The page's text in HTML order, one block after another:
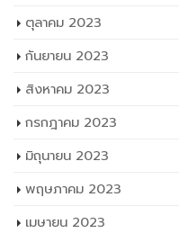
ตุลาคม 2023
กันยายน 2023
สิงหาคม 2023
กรกฎาคม 2023
มิถุนายน 2023
พฤษภาคม 2023
เมษายน 2023